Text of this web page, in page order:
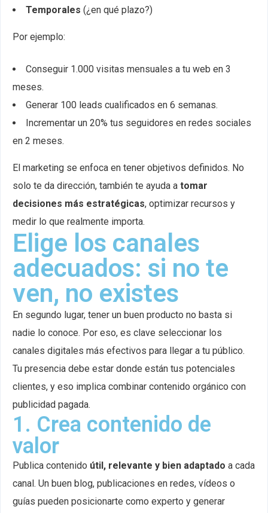
Temporales (¿en qué plazo?)
Por ejemplo:
Conseguir 1.000 visitas mensuales a tu web en 3
meses.
Generar 100 leads cualificados en 6 semanas.
Incrementar un 20% tus seguidores en redes sociales
en 2 meses.
El marketing se enfoca en tener objetivos definidos. No
solo te da dirección, también te ayuda a tomar
decisiones más estratégicas, optimizar recursos y
medir lo que realmente importa.
Elige los canales
adecuados: si no te
ven, no existes
En segundo lugar, tener un buen producto no basta si
nadie lo conoce. Por eso, es clave seleccionar los
canales digitales más efectivos para llegar a tu público.
Tu presencia debe estar donde están tus potenciales
clientes, y eso implica combinar contenido orgánico con
publicidad pagada.
1. Crea contenido de
valor
Publica contenido útil, relevante y bien adaptado a cada
canal. Un buen blog, publicaciones en redes, vídeos o
guías pueden posicionarte como experto y generar